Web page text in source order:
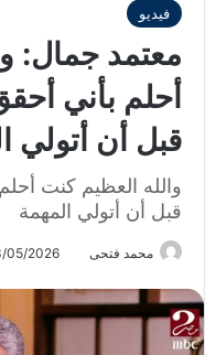
فيديو
معتمد جمال:
أحلم بأني
قبل أن أتولي
والله العظيم كنت
قبل أن أتولي المهمة
محمد فتحى 05/2026